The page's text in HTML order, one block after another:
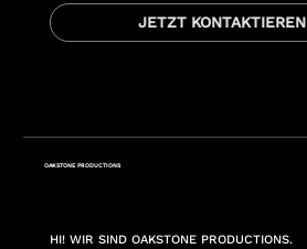
JETZT KONTAKTIEREN
OAKSTONE PRODUCTIONS
HI! WIR SIND OAKSTONE PRODUCTIONS.